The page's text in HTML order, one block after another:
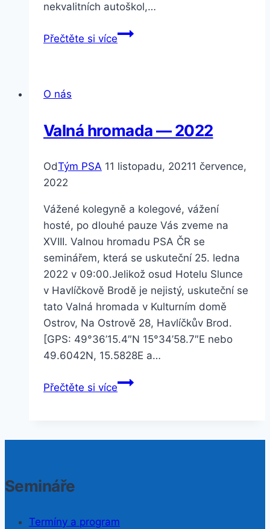
nekvalitních autoškol,…
Přečtěte si víceAutoškolský
O nás
Valná hromada — 2022
OdTým PSA 11 listopadu, 20211 července,
2022
Vážené kolegyně a kolegové, vážení
hosté, po dlouhé pauze Vás zveme na
XVIII. Valnou hromadu PSA ČR se
seminářem, která se uskuteční 25. ledna
2022 v 09:00.Jelikož osud Hotelu Slunce
v Havlíčkově Brodě je nejistý, uskuteční se
tato Valná hromada v Kulturním domě
Ostrov, Na Ostrově 28, Havlíčkův Brod.
[GPS: 49°36’15.4″N 15°34’58.7″E nebo
49.6042N, 15.5828E a…
Přečtěte si víceValná
Semináře
Termíny a program